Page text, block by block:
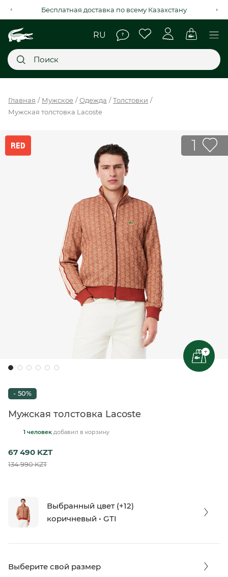
Рассрочка на 4 месяца через Kaspi Red+
НОВИНКИ
SALE
МЫ LACOSTE
Главная Мужское Одежда
Толстовки
Мужская толстовка Lacoste
1
+
- 50%
Мужская толстовка Lacoste
1 человек добавил в корзину
67 490 KZT
134 990 KZT
Выбранный цвет (+12)
коричневый • GTI
Выберите свой размер